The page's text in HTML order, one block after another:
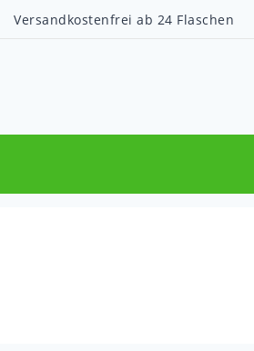
Versandkostenfrei ab 24 Flaschen